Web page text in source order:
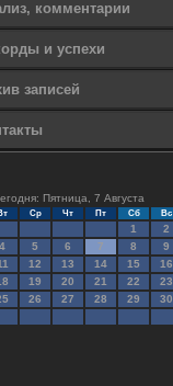
комментарии
и успехи
записей
Пятница, 7 Августа
Ср Чт Пт Сб Вс
1
2
4 5 6 7 8
9
12 13 14 15
16
19 20 21 22
23
26 27 28 29
30